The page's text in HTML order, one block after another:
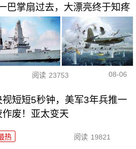
巴掌扇过去，大漂亮终于知疼
阅读 23753 08-06
视短短5秒钟，美军3年兵推一
作废！亚太变天
热 阅读 19821